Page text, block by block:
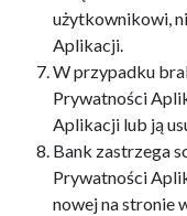
użytkownikowi,
Aplikacji.
W przypadku
Prywatności
Aplikacji lub ją
Bank zastrzega
Prywatności
nowej na stronie